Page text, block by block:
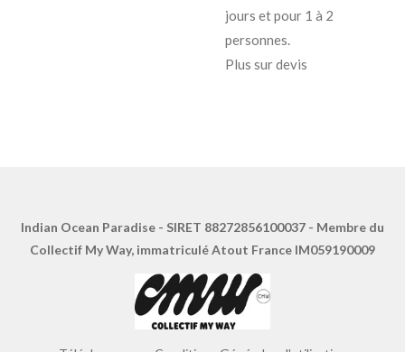
jours et pour 1 à 2
personnes.
Plus sur devis
Indian Ocean Paradise - SIRET 88272856100037 - Membre du
Collectif My Way, immatriculé Atout France IM059190009